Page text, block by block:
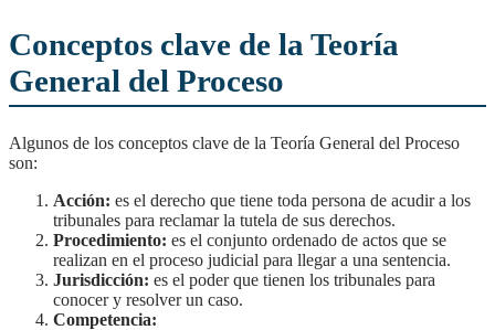
Conceptos clave de la Teoría
General del Proceso
Algunos de los conceptos clave de la Teoría General del Proceso
son:
Acción: es el derecho que tiene toda persona de acudir a los
tribunales para reclamar la tutela de sus derechos.
Procedimiento: es el conjunto ordenado de actos que se
realizan en el proceso judicial para llegar a una sentencia.
Jurisdicción: es el poder que tienen los tribunales para
conocer y resolver un caso.
Competencia: